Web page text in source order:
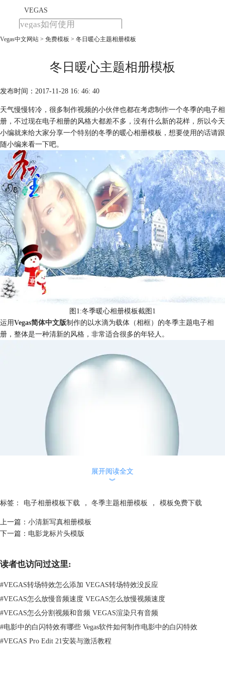
VEGAS
首页
购买
Vegas中文网站 > 免费模板 > 冬日暖心主题相册模板
冬日暖心主题相册模板
发布时间：2017-11-28 16: 46: 40
天气慢慢转冷，很多制作视频的小伙伴也都在考虑制作一个冬季的电子相
册，不过现在电子相册的风格大都差不多，没有什么新的花样，所以今天
小编就来给大家分享一个特别的冬季的暖心相册模板，想要使用的话请跟
随小编来看一下吧。
图1:冬季暖心相册模板截图1
运用Vegas简体中文版制作的以水滴为载体（相框）的冬季主题电子相
册，整体是一种清新的风格，非常适合很多的年轻人。
图2：水滴题材相框
制作圣诞主题的相册，点击
展开阅读全文
︾
标签： 电子相册模板下载 ， 冬季主题相册模板 ， 模板免费下载
上一篇： 小清新写真相册模板
下一篇： 电影龙标片头模版
读者也访问过这里:
#VEGAS转场特效怎么添加 VEGAS转场特效没反应
#VEGAS怎么放慢音频速度 VEGAS怎么放慢视频速度
#VEGAS怎么分割视频和音频 VEGAS渲染只有音频
#电影中的白闪特效有哪些 Vegas软件如何制作电影中的白闪特效
#VEGAS Pro Edit 21安装与激活教程